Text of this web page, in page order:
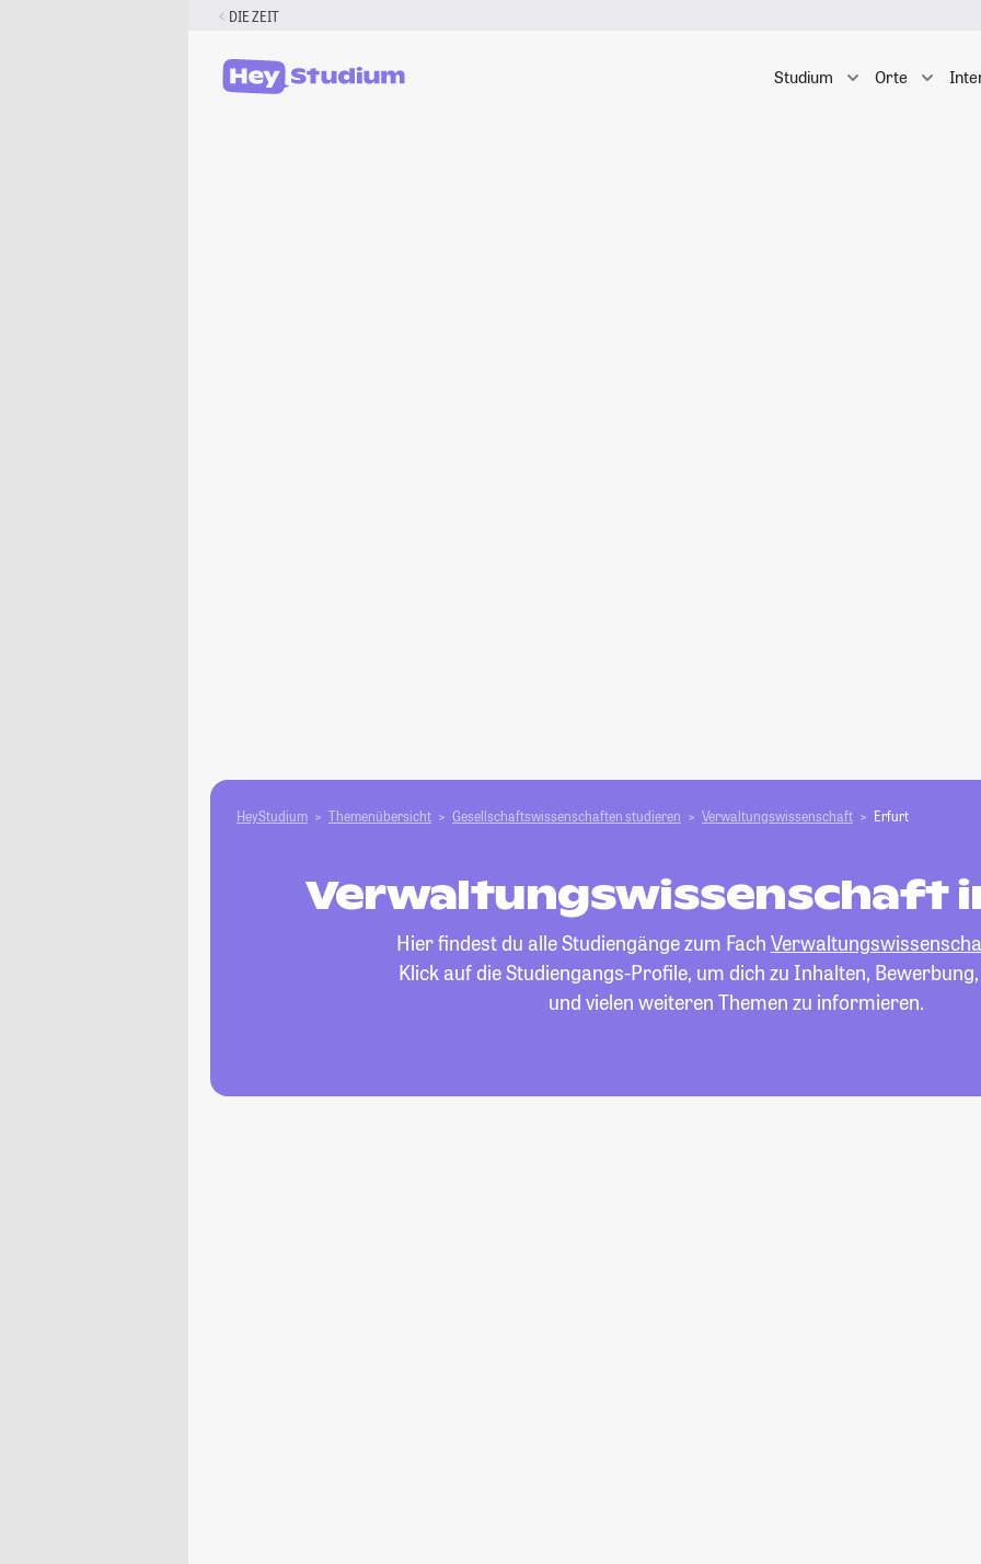
DIE ZEIT
Studium Orte
HeyStudium Themenübersicht Gesellschafts­­wissenschaften studieren Verwaltungswissenschaft Erfurt
Verwaltungswissenschaft
Hier findest du alle Studiengänge zum Fach
Klick auf die Studiengangs-Profile, um dich zu Inhalten,
und vielen weiteren Themen zu informieren.